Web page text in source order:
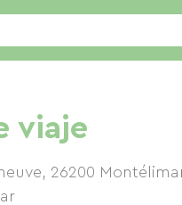
viaje
26200
cookies